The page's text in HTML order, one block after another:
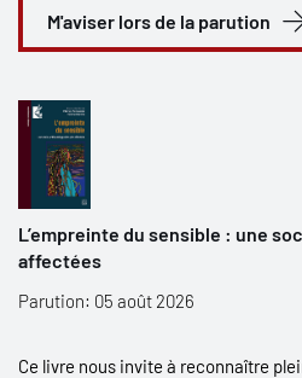
M'aviser lors de la parution
L’empreinte du sensible : une
affectées
Parution: 05 août 2026
Ce livre nous invite à reconnaître